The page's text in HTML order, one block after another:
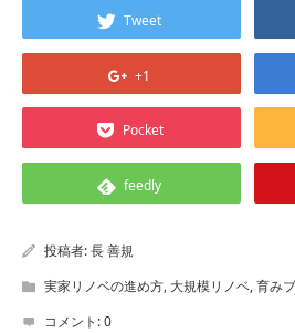
Tweet
+1
Pocket
feedly
投稿者:長 善規
実家リノベの進め方, 大規模リノベ,育み
コメント:0